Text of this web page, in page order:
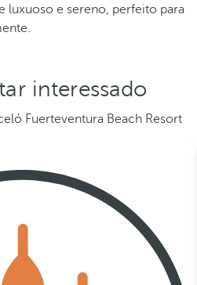
luxuoso e sereno, perfeito para
interessado
Fuerteventura Beach Resort